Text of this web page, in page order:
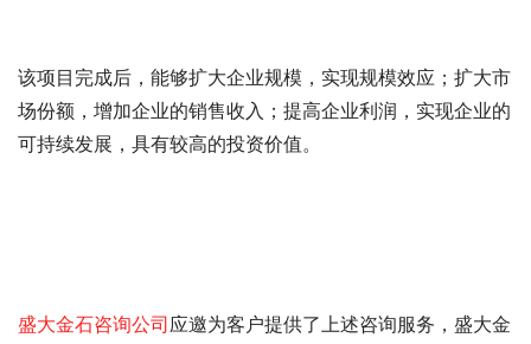
该项目完成后，能够扩大企业规模，实现规模效应；扩大市
场份额，增加企业的销售收入；提高企业利润，实现企业的
可持续发展，具有较高的投资价值。
盛大金石咨询公司应邀为客户提供了上述咨询服务，盛大金